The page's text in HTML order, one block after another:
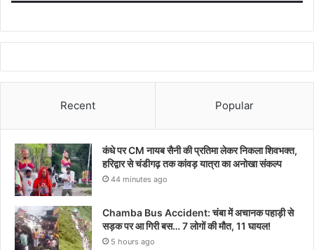
Recent Popular
कंधे पर CM नायब सैनी की प्रतिमा लेकर निकला शिवभक्त,
हरिद्वार से चंडीगढ़ तक कांवड़ यात्रा का अनोखा संकल्प
44 minutes ago
Chamba Bus Accident: चंबा में अचानक पहाड़ी से
सड़क पर आ गिरी बस… 7 लोगों की मौत, 11 घायल!
5 hours ago